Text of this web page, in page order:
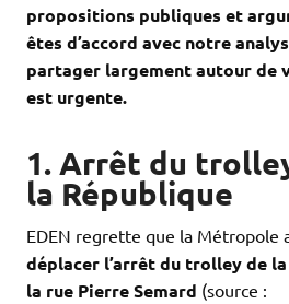
propositions publiques et
êtes d’accord avec notre
partager largement autour de
est urgente.
1. Arrêt du
la République
EDEN regrette que la Métropole
déplacer l’arrêt du trolley de
la rue Pierre Semard (source :